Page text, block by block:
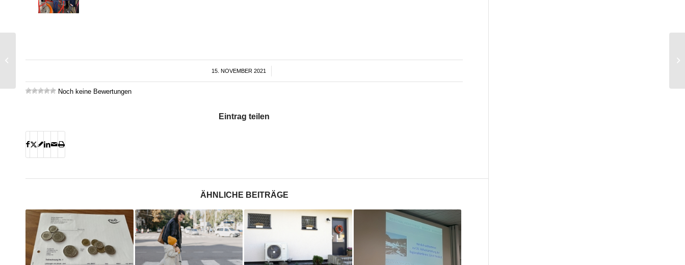
15. NOVEMBER 2021
/
Noch keine Bewertungen
Eintrag teilen
ÄHNLICHE BEITRÄGE